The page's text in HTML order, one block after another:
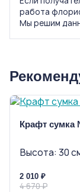
работа
Мы решим
Крафт сумка
Высота: 30
2 010 ₽
4 670 ₽